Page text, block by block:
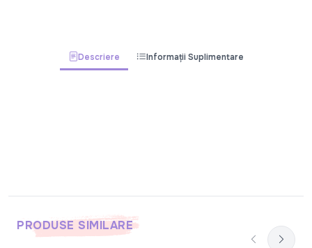
Descriere Informații Suplimentare
PRODUSE SIMILARE